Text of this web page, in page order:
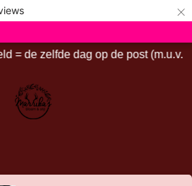
×
= de zelfde dag op de post (m.u.v.